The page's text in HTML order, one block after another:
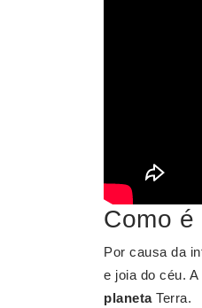
Como
Por causa da
e joia do céu.
planetaTerra.